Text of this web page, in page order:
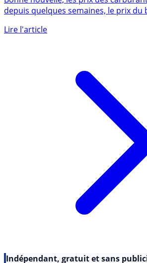
depuis quelques semaines, le prix du